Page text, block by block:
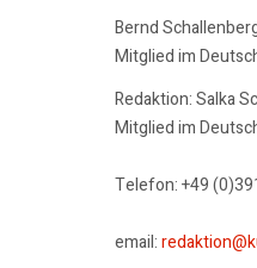
Bernd
Mitglied im
Redaktion: Salka
Mitglied im
Telefon: +49
email: